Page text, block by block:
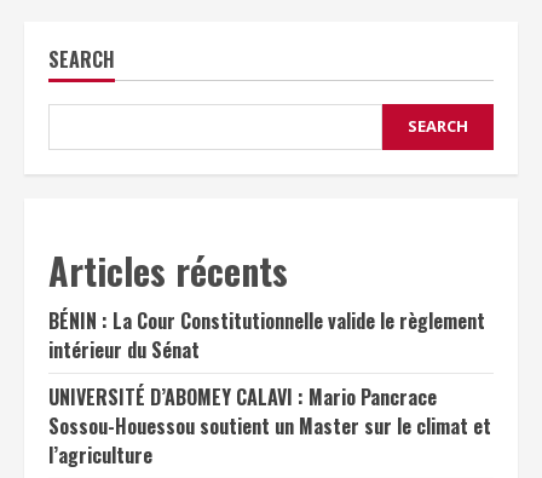
SEARCH
SEARCH
Articles récents
BÉNIN : La Cour Constitutionnelle valide le règlement
intérieur du Sénat
UNIVERSITÉ D’ABOMEY CALAVI : Mario Pancrace
Sossou-Houessou soutient un Master sur le climat et
l’agriculture